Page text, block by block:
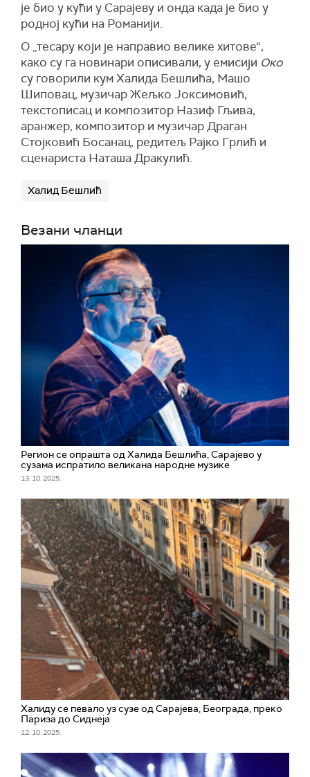
је био у кући у Сарајеву и онда када је био у
родној кући на Романији.
О „тесару који је направио велике хитове“,
како су га новинари описивали, у емисији Око
су говорили кум Халида Бешлића, Машо
Шиповац, музичар Жељко Јоксимовић,
текстописац и композитор Назиф Гљива,
аранжер, композитор и музичар Драган
Стојковић Босанац, редитељ Рајко Грлић и
сценариста Наташа Дракулић.
Халид Бешлић
Везани чланци
Регион се опрашта од Халида Бешлића, Сарајево у
сузама испратило великана народне музике
13. 10. 2025.
Халиду се певало уз сузе од Сарајева, Београда, преко
Париза до Сиднеја
12. 10. 2025.